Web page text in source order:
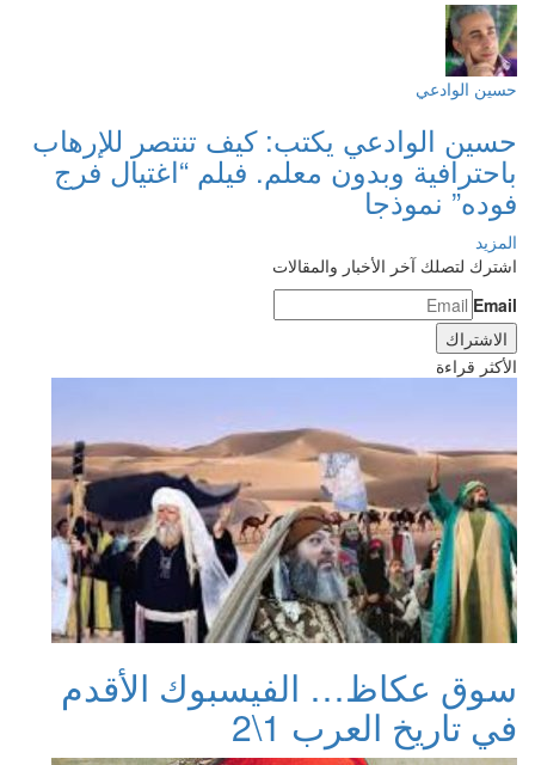
حسين الوادعي
حسين الوادعي يكتب: كيف تنتصر للإرهاب
باحترافية وبدون معلم. فيلم “اغتيال فرج
فوده” نموذجا
المزيد
اشترك لتصلك آخر الأخبار والمقالات
Email
الأكثر قراءة
سوق عكاظ… الفيسبوك الأقدم
في تاريخ العرب 1\2